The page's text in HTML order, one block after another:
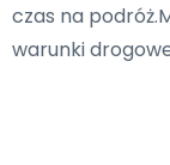
czas na
warunki